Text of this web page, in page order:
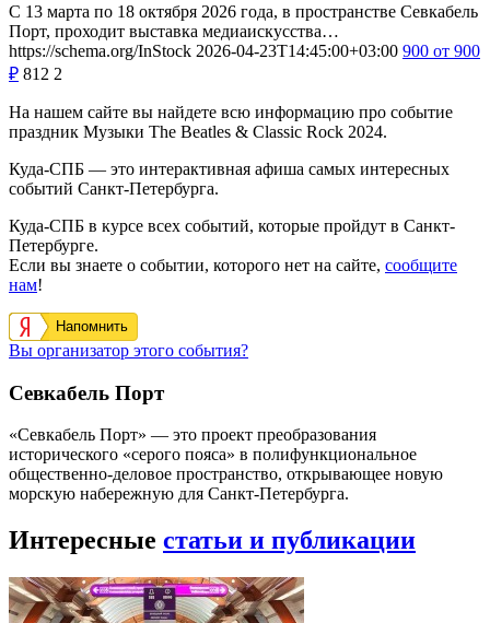
С 13 марта по 18 октября 2026 года, в пространстве Севкабель
Порт, проходит выставка медиаискусства…
https://schema.org/InStock 2026-04-23T14:45:00+03:00 900 от 900
₽ 812 2
На нашем сайте вы найдете всю информацию про событие
праздник Музыки The Beatles & Classic Rock 2024.
Куда-СПБ — это интерактивная афиша самых интересных
событий Санкт-Петербурга.
Куда-СПБ в курсе всех событий, которые пройдут в Санкт-
Петербурге.
Если вы знаете о событии, которого нет на сайте, сообщите
нам!
Напомнить
Вы организатор этого события?
Севкабель Порт
«Севкабель Порт» — это проект преобразования
исторического «серого пояса» в полифункциональное
общественно-деловое пространство, открывающее новую
морскую набережную для Санкт-Петербурга.
Интересные статьи и публикации